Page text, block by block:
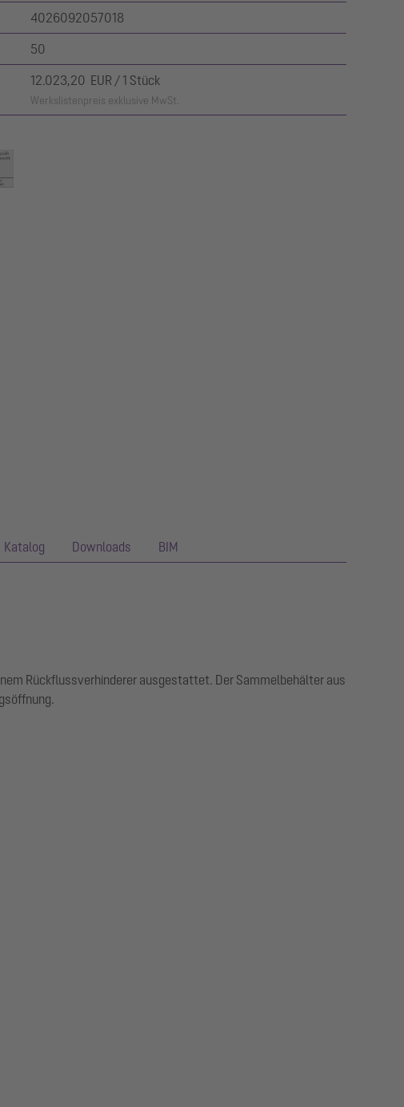
4026092057018
50
12.023,20 EUR / 1 Stück
Werkslistenpreis exklusive MwSt.
Katalog Downloads BIM
Rückflussverhinderer ausgestattet. Der Sammelbehälter aus